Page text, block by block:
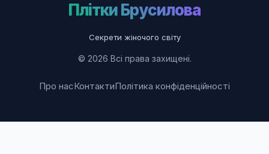
Плітки Брусилова
Секрети жіночого світу
© 2026 Всі права захищені.
Про насКонтактиПолітика конфіденційності